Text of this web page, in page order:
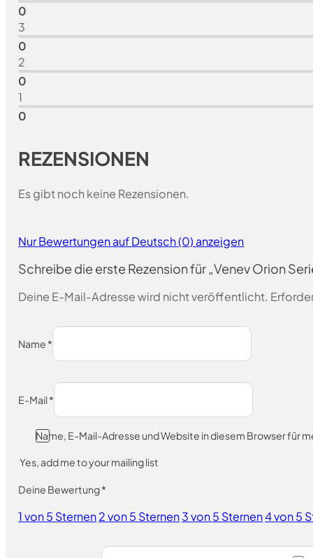
0
3
0
2
0
1
0
REZENSIONEN
Es gibt noch keine Rezensionen.
Nur Bewertungen auf Deutsch (0) anzeigen
Schreibe die erste Rezension für „Venev Orion
Deine E-Mail-Adresse wird nicht veröffentlicht.
Name *
E-Mail*
Name, E-Mail-Adresse und Website in diesem Browser für
Yes, add me to your mailing list
Deine Bewertung*
1 von 5 Sternen2 von 5 Sternen3 von 5 Sternen4 von 5